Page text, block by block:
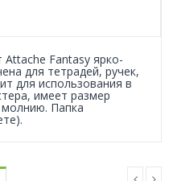
Attache Fantasy ярко-
для тетрадей, ручек,
для использования в
имеет размер
молнию. Папка